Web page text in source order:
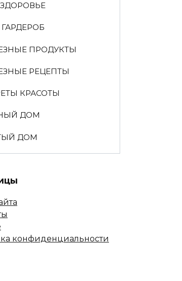
ПРОДУКТЫ
РЕЦЕПТЫ
КРАСОТЫ
ДОМ
ДОМ
конфиденциальности